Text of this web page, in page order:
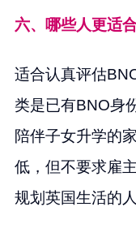
六、哪些人更适
适合认真评估
类是已有BNO身
陪伴子女升学的
低，但不要求雇
规划英国生活的人